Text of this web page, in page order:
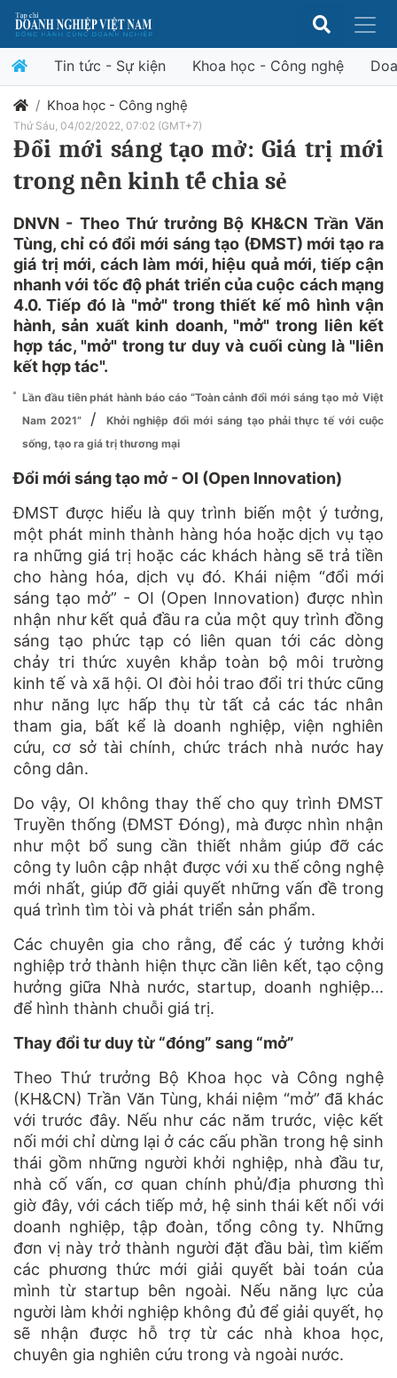
Tin tức - Sự kiện Khoa học - Công nghệ
Khoa học - Công nghệ
Thứ Sáu, 04/02/2022, 07:02 (GMT+7)
Đổi mới sáng tạo mở: Giá trị mới
trong nền kinh tế chia sẻ
DNVN - Theo Thứ trưởng Bộ KH&CN Trần Văn
Tùng, chỉ có đổi mới sáng tạo (ĐMST) mới tạo ra
giá trị mới, cách làm mới, hiệu quả mới, tiếp cận
nhanh với tốc độ phát triển của cuộc cách mạng
4.0. Tiếp đó là "mở" trong thiết kế mô hình vận
hành, sản xuất kinh doanh, "mở" trong liên kết
hợp tác, "mở" trong tư duy và cuối cùng là "liên
kết hợp tác".
Lần đầu tiên phát hành báo cáo “Toàn cảnh đổi mới sáng tạo mở Việt
Nam 2021”
/
Khởi nghiệp đổi mới sáng tạo phải thực tế với cuộc
sống, tạo ra giá trị thương mại
Đổi mới sáng tạo mở - OI (Open Innovation)
ĐMST được hiểu là quy trình biến một ý tưởng,
một phát minh thành hàng hóa hoặc dịch vụ tạo
ra những giá trị hoặc các khách hàng sẽ trả tiền
cho hàng hóa, dịch vụ đó. Khái niệm “đổi mới
sáng tạo mở” - OI (Open Innovation) được nhìn
nhận như kết quả đầu ra của một quy trình đồng
sáng tạo phức tạp có liên quan tới các dòng
chảy tri thức xuyên khắp toàn bộ môi trường
kinh tế và xã hội. OI đòi hỏi trao đổi tri thức cũng
như năng lực hấp thụ từ tất cả các tác nhân
tham gia, bất kể là doanh nghiệp, viện nghiên
cứu, cơ sở tài chính, chức trách nhà nước hay
công dân.
Do vậy, OI không thay thế cho quy trình ĐMST
Truyền thống (ĐMST Đóng), mà được nhìn nhận
như một bổ sung cần thiết nhằm giúp đỡ các
công ty luôn cập nhật được với xu thế công nghệ
mới nhất, giúp đỡ giải quyết những vấn đề trong
quá trình tìm tòi và phát triển sản phẩm.
Các chuyên gia cho rằng, để các ý tưởng khởi
nghiệp trở thành hiện thực cần liên kết, tạo cộng
hưởng giữa Nhà nước, startup, doanh nghiệp...
để hình thành chuỗi giá trị.
Thay đổi tư duy từ “đóng” sang “mở”
Theo Thứ trưởng Bộ Khoa học và Công nghệ
(KH&CN) Trần Văn Tùng, khái niệm “mở” đã khác
với trước đây. Nếu như các năm trước, việc kết
nối mới chỉ dừng lại ở các cấu phần trong hệ sinh
thái gồm những người khởi nghiệp, nhà đầu tư,
nhà cố vấn, cơ quan chính phủ/địa phương thì
giờ đây, với cách tiếp mở, hệ sinh thái kết nối với
doanh nghiệp, tập đoàn, tổng công ty. Những
đơn vị này trở thành người đặt đầu bài, tìm kiếm
các phương thức mới giải quyết bài toán của
mình từ startup bên ngoài. Nếu năng lực của
người làm khởi nghiệp không đủ để giải quyết, họ
sẽ nhận được hỗ trợ từ các nhà khoa học,
chuyên gia nghiên cứu trong và ngoài nước.